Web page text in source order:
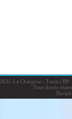
La Charguia - Tunis |BP:
Tous droits